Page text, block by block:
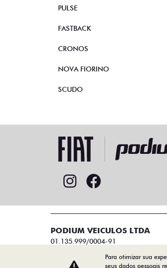
PULSE
FASTBACK
CRONOS
NOVA FIORINO
SCUDO
PODIUM VEICULOS LTDA
01.135.999/0004-91
Para otimizar sua
seus dados pessoais